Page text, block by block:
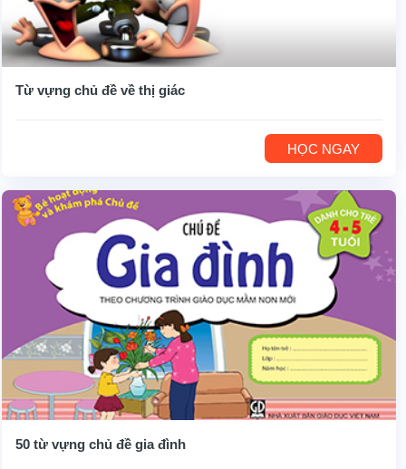
Từ vựng chủ đề về thị giác
HỌC NGAY
50 từ vựng chủ đề gia đình